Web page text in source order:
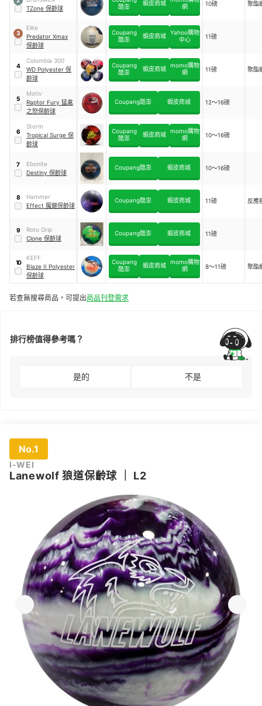
TZone 保齡球
酷澎
蝦皮商城
網
10磅 聚酯
3
Elite
Predator Xmax
保齡球
Coupang
酷澎
蝦皮商城 Yahoo購物
中心
11磅
4
Columbia 300
WD Polyester 保
齡球
Coupang
酷澎
蝦皮商城 momo購物
網
11磅 聚酯
5
Motiv
Raptor Fury 猛禽
之怒保齡球
Coupang酷澎 蝦皮商城 12～16磅
6
Storm
Tropical Surge 保
齡球
Coupang
酷澎
蝦皮商城 momo購物
網
10～16磅
7
Ebonite
Destiny 保齡球
Coupang酷澎 蝦皮商城 10～16磅
8
Hammer
Effect 魔鎚保齡球
Coupang酷澎 蝦皮商城 11磅 反應
9
Roto Grip
Clone 保齡球
Coupang酷澎 蝦皮商城 11磅
10
KEFF
Blaze II Polyester
保齡球
Coupang
酷澎
蝦皮商城 momo購物
網
8～11磅 聚酯
若查無搜尋商品，可提出商品刊登需求
排行榜值得參考嗎？
是的 不是
No.1
I-WEI
Lanewolf 狼道保齡球 L2